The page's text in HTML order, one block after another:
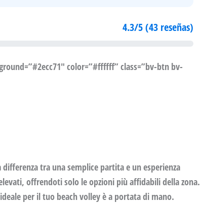
4.3/5 (43 reseñas)
color=”#ffffff” class=”bv-btn bv-
tra una semplice partita e un esperienza
offrendoti solo le opzioni più affidabili della zona.
per il tuo beach volley è a portata di mano.